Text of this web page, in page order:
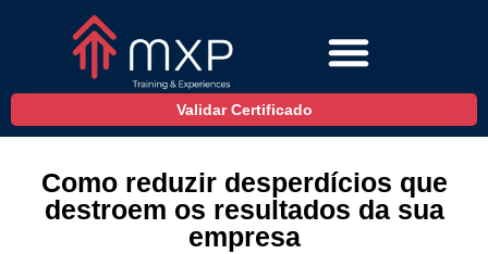
Validar Certificado
Como reduzir desperdícios que
destroem os resultados da sua
empresa